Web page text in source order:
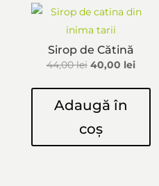
Sirop de Cătină
44,00lei Prețul
a
44,00 lei.
40,00 leiPrețul
Adaugă în
coș